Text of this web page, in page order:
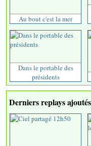
Au bout c'est la mer
Dans le portable des
présidents
Derniers replays